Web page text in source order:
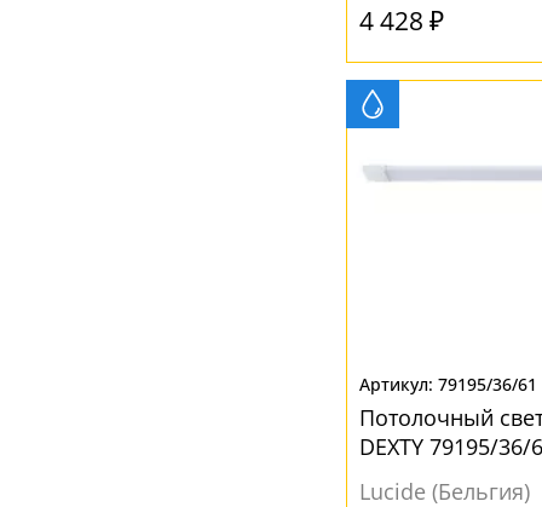
- бесплатно по России
4 428 ₽
79195/36/61
Потолочный
DEXTY 79195/36/
Lucide (Бельгия)